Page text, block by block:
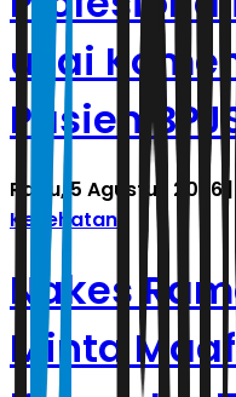
usai
Pasien BPJS
Rabu, 5 Agustus 2026 |
Kesehatan
Nakes
Minta